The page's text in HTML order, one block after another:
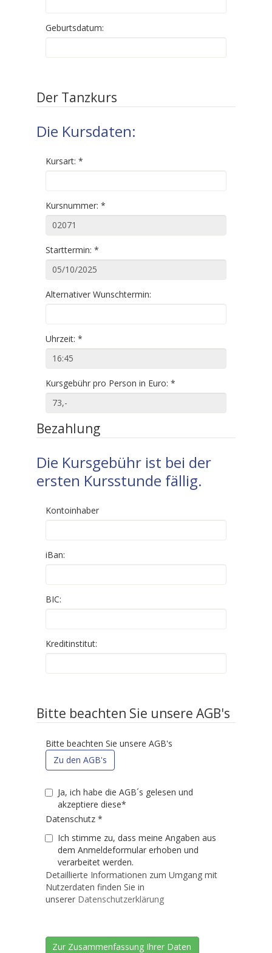
Geburtsdatum:
Der Tanzkurs
Die Kursdaten:
Kursart: *
Kursnummer: *
Starttermin: *
Alternativer Wunschtermin:
Uhrzeit: *
Kursgebühr pro Person in Euro: *
Bezahlung
Die Kursgebühr ist bei der
ersten Kursstunde fällig.
Kontoinhaber
iBan:
BIC:
Kreditinstitut:
Bitte beachten Sie unsere AGB's
Bitte beachten Sie unsere AGB's
Zu den AGB's
Ja, ich habe die AGB´s gelesen und
akzeptiere diese*
Datenschutz *
Ich stimme zu, dass meine Angaben aus
dem Anmeldeformular erhoben und
verarbeitet werden.
Detaillierte Informationen zum Umgang mit
Nutzerdaten finden Sie in
unserer Datenschutzerklärung